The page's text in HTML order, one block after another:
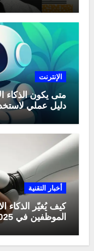
الإنترنت
متى يكون الذكاء
دليل عملي
أخبار التقنية
كيف يُغيّر الذكاء
الموظفين في 2025؟ أبرز التحولات المهنية